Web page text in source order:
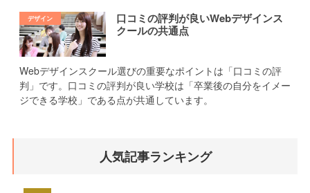
口コミの評判が良いWebデザインス
クールの共通点
Webデザインスクール選びの重要なポイントは「口コミの評
判」です。口コミの評判が良い学校は「卒業後の自分をイメー
ジできる学校」である点が共通しています。
人気記事ランキング